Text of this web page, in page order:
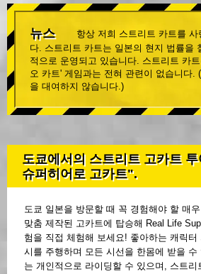
뉴스
항상 저희 스트리트 카트를
다. 스트리트 카트는 일본의 현지 법률을
적으로 운영되고 있습니다. 스트리트 카
오 카트' 게임과는 전혀 관련이 없습니다.
을 대여하지 않습니다.)
도쿄에서의 스트리트 고카트
슈퍼히어로 고카트".
도쿄 일본을 방문할 때 꼭 경험해야 할 매
맞춤 제작된 고카트에 탑승해 Real Life
험을 직접 체험해 보세요! 좋아하는 캐릭
시를 주행하며 모든 시선을 한몸에 받을 수
는 개인적으로 라이딩할 수 있으며, 스트리